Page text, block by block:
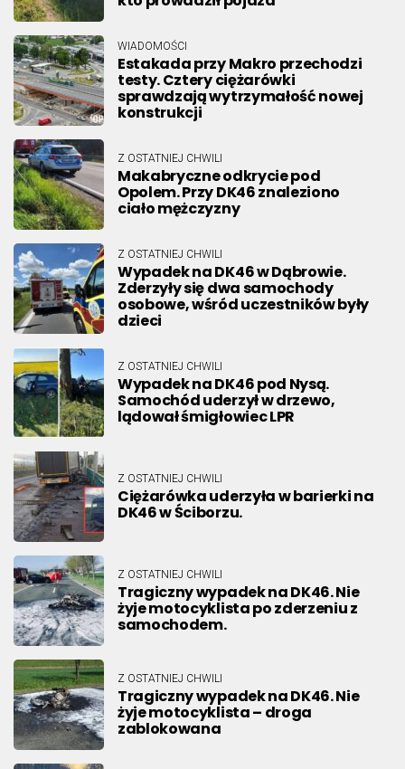
WIADOMOŚCI
Estakada przy Makro przechodzi
testy. Cztery ciężarówki
sprawdzają wytrzymałość nowej
konstrukcji
Z OSTATNIEJ CHWILI
Makabryczne odkrycie pod
Opolem. Przy DK46 znaleziono
ciało mężczyzny
Z OSTATNIEJ CHWILI
Wypadek na DK46 w Dąbrowie.
Zderzyły się dwa samochody
osobowe, wśród uczestników były
dzieci
Z OSTATNIEJ CHWILI
Wypadek na DK46 pod Nysą.
Samochód uderzył w drzewo,
lądował śmigłowiec LPR
Z OSTATNIEJ CHWILI
Ciężarówka uderzyła w barierki na
DK46 w Ściborzu.
Z OSTATNIEJ CHWILI
Tragiczny wypadek na DK46. Nie
żyje motocyklista po zderzeniu z
samochodem.
Z OSTATNIEJ CHWILI
Tragiczny wypadek na DK46. Nie
żyje motocyklista – droga
zablokowana